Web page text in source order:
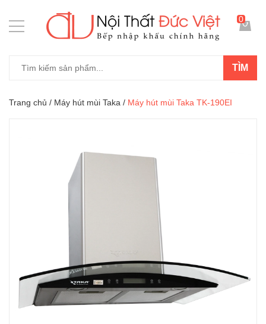
TÌM
0
Trang chủ / Máy hút mùi Taka / Máy hút mùi Taka TK-190EI